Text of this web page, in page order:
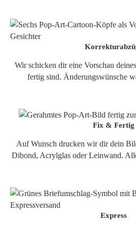
Wir schicken dir eine Vorschau
fertig sind. Änderungswünsche
Fix & Fertig
Auf Wunsch drucken wir dir dein
Dibond, Acrylglas oder Leinwand.
Express